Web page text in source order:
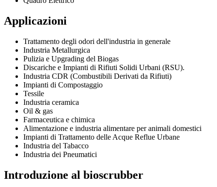
Applicazioni
Trattamento degli odori dell'industria in generale
Industria Metallurgica
Pulizia e Upgrading del Biogas
Discariche e Impianti di Rifiuti Solidi Urbani (RSU).
Industria CDR (Combustibili Derivati da Rifiuti)
Impianti di Compostaggio
Tessile
Industria ceramica
Oil & gas
Farmaceutica e chimica
Alimentazione e industria alimentare per animali domestici
Impianti di Trattamento delle Acque Reflue Urbane
Industria del Tabacco
Industria dei Pneumatici
Introduzione al bioscrubber